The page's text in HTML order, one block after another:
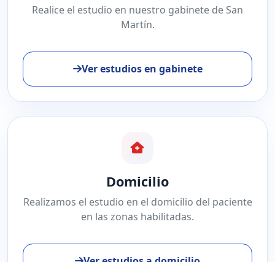
Realice el estudio en nuestro gabinete de San
Martín.
Ver estudios en gabinete
Domicilio
Realizamos el estudio en el domicilio del paciente
en las zonas habilitadas.